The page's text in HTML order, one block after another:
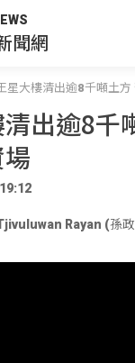
聞網
星大樓清出逾8千噸土方
出逾8千
Rayan (孫